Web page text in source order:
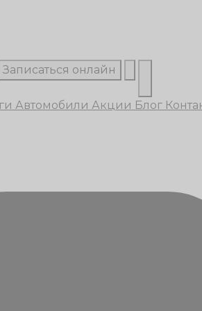
Записаться онлайн
Автомобили Акции Блог